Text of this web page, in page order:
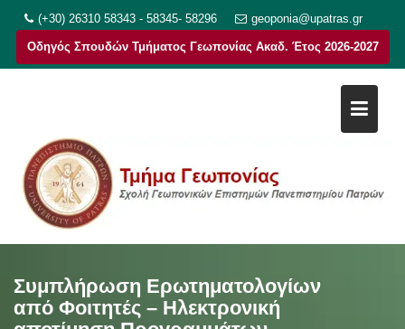
στο
περιεχόμενο
(+30) 26310 58343 - 58345- 58296 geoponia@upatras.gr
Οδηγός Σπουδών Τμήματος Γεωπονίας Ακαδ. Έτος 2026-2027
Συμπλήρωση Ερωτηματολογίων
από Φοιτητές – Ηλεκτρονική